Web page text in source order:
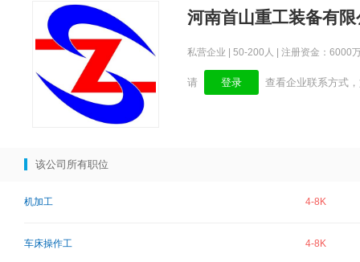
河南首山重工装备有限
私营企业 | 50-200人 | 注册资金：6000
请 登录 查看企业联系方式
该公司所有职位
机加工 4-8K
车床操作工 4-8K